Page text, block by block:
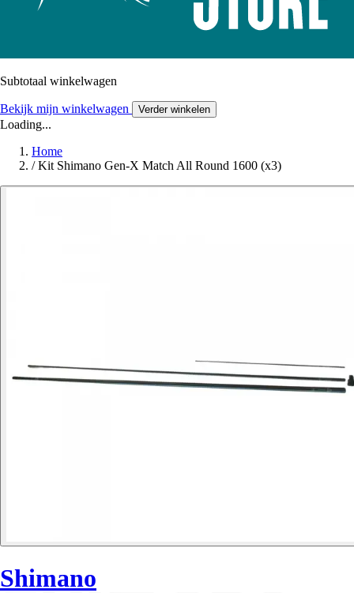
Subtotaal winkelwagen
Bekijk mijn winkelwagen Verder winkelen
Loading...
Home
/ Kit Shimano Gen-X Match All Round 1600 (x3)
Shimano